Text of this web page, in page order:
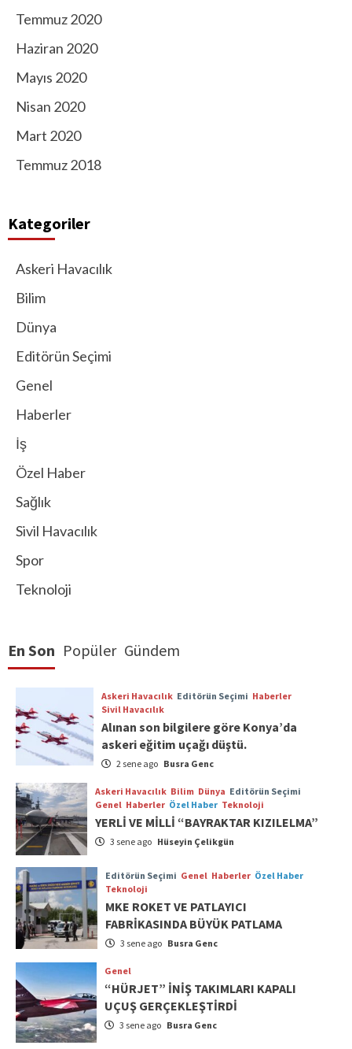
Temmuz 2020
Haziran 2020
Mayıs 2020
Nisan 2020
Mart 2020
Temmuz 2018
Kategoriler
Askeri Havacılık
Bilim
Dünya
Editörün Seçimi
Genel
Haberler
İş
Özel Haber
Sağlık
Sivil Havacılık
Spor
Teknoloji
En Son Popüler Gündem
Askeri Havacılık Editörün Seçimi Haberler
Sivil Havacılık
Alınan son bilgilere göre Konya’da
askeri eğitim uçağı düştü.
2 sene ago Busra Genc
Askeri Havacılık Bilim Dünya Editörün Seçimi
Genel Haberler Özel Haber Teknoloji
YERLİ VE MİLLİ “BAYRAKTAR KIZILELMA”
3 sene ago Hüseyin Çelikgün
Editörün Seçimi Genel Haberler Özel Haber
Teknoloji
MKE ROKET VE PATLAYICI
FABRİKASINDA BÜYÜK PATLAMA
3 sene ago Busra Genc
Genel
“HÜRJET” İNİŞ TAKIMLARI KAPALI
UÇUŞ GERÇEKLEŞTİRDİ
3 sene ago Busra Genc